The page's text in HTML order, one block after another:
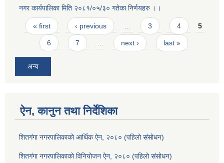
नगर कार्यपालिका मिति २०८१/०५/३० गतेका निर्णयहरु ।।
Pages
« first ‹ previous … 3 4 5
6 7 … next › last »
अन्य
ऐन, कानुन तथा निर्देशिका
शितगंगा नगरपालिकाकाे आर्थिक ऐन, २०८० (पहिलो संसोधन)
शितगंगा नगरपालिकाकाे विनियोजन ऐन, २०८० (पहिलो संसोधन)